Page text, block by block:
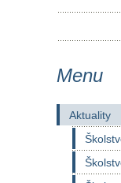
Menu
Aktuality